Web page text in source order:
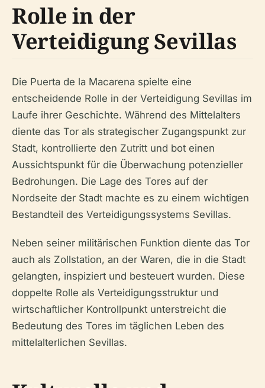
Rolle in der
Verteidigung Sevillas
Die Puerta de la Macarena spielte eine
entscheidende Rolle in der Verteidigung Sevillas im
Laufe ihrer Geschichte. Während des Mittelalters
diente das Tor als strategischer Zugangspunkt zur
Stadt, kontrollierte den Zutritt und bot einen
Aussichtspunkt für die Überwachung potenzieller
Bedrohungen. Die Lage des Tores auf der
Nordseite der Stadt machte es zu einem wichtigen
Bestandteil des Verteidigungssystems Sevillas.
Neben seiner militärischen Funktion diente das Tor
auch als Zollstation, an der Waren, die in die Stadt
gelangten, inspiziert und besteuert wurden. Diese
doppelte Rolle als Verteidigungsstruktur und
wirtschaftlicher Kontrollpunkt unterstreicht die
Bedeutung des Tores im täglichen Leben des
mittelalterlichen Sevillas.